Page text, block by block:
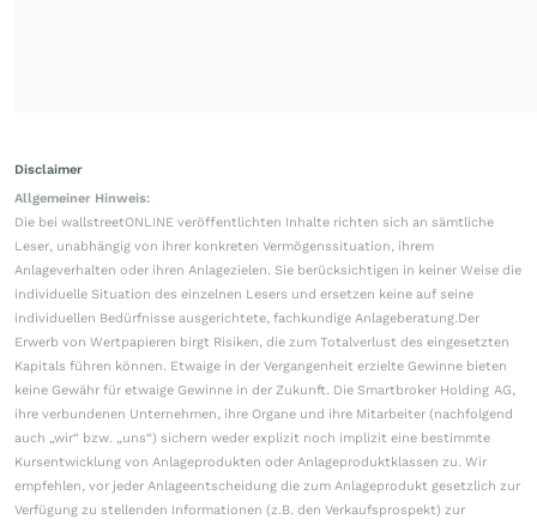
Disclaimer
Allgemeiner Hinweis:
Die bei wallstreetONLINE veröffentlichten Inhalte richten sich an sämtliche
Leser, unabhängig von ihrer konkreten Vermögenssituation, ihrem
Anlageverhalten oder ihren Anlagezielen. Sie berücksichtigen in keiner Weise die
individuelle Situation des einzelnen Lesers und ersetzen keine auf seine
individuellen Bedürfnisse ausgerichtete, fachkundige Anlageberatung.Der
Erwerb von Wertpapieren birgt Risiken, die zum Totalverlust des eingesetzten
Kapitals führen können. Etwaige in der Vergangenheit erzielte Gewinne bieten
keine Gewähr für etwaige Gewinne in der Zukunft. Die Smartbroker Holding AG,
ihre verbundenen Unternehmen, ihre Organe und ihre Mitarbeiter (nachfolgend
auch „wir“ bzw. „uns“) sichern weder explizit noch implizit eine bestimmte
Kursentwicklung von Anlageprodukten oder Anlageproduktklassen zu. Wir
empfehlen, vor jeder Anlageentscheidung die zum Anlageprodukt gesetzlich zur
Verfügung zu stellenden Informationen (z.B. den Verkaufsprospekt) zur